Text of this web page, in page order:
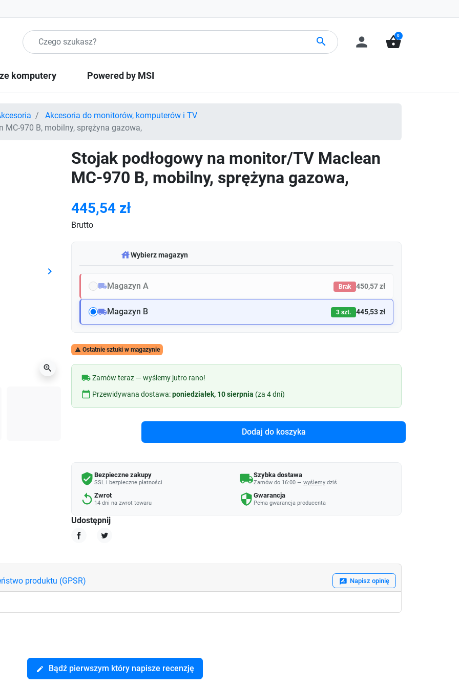
Szukaj produktow search person shopping_basket
0
komputery Powered by MSI
Akcesoria do monitorów, komputerów i TV
970 B, mobilny, sprężyna gazowa,
Następny
keyboard_arrow_right
zoom_in
Stojak podłogowy na monitor/TV Maclean
MC-970 B, mobilny, sprężyna gazowa,
445,54 zł
Brutto
warehouseWybierz magazyn
local_shippingMagazyn A Brak 450,57 zł
local_shippingMagazyn B 3 szt. 445,53 zł
 Ostatnie sztuki w magazynie
local_shippingZamów teraz — wyślemy jutro rano!
calendar_today Przewidywana dostawa:poniedziałek, 10 sierpnia (za 4 dni)
Dodaj do koszyka
verified_user Bezpieczne zakupy
SSL i bezpieczne płatności local_shippingSzybka dostawa
Zamów do 16:00 — wyślemydziś
replay Zwrot
14 dni na zwrot towaru security Gwarancja
Pełna gwarancja producenta
Udostępnij
produktu (GPSR) rate_review Napisz opinię
edit Bądź pierwszym który napisze recenzję